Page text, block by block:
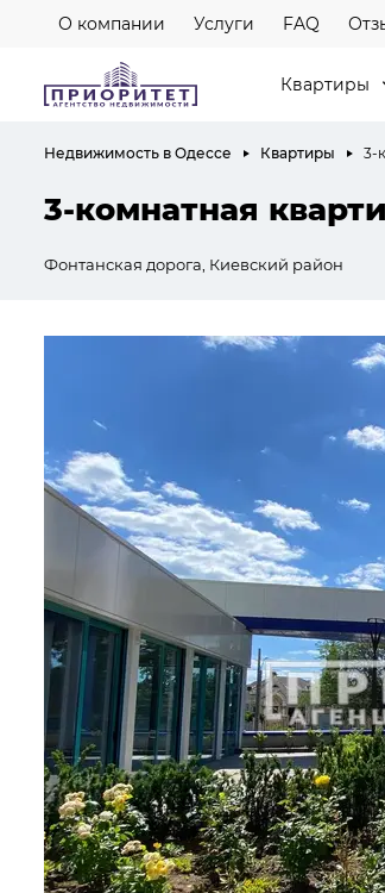
О компании Услуги FAQ
Квартиры
Недвижимость в Одессе Квартиры 3-
3-комнатная
Фонтанская дорога, Киевский район